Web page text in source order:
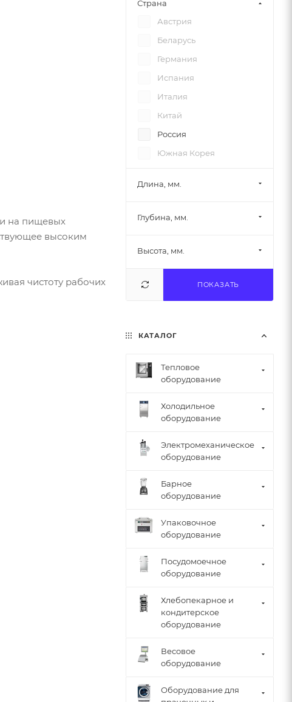
и на пищевых
высоким
чистоту рабочих
HICOLD
HiWater
Hurakan
Starfood
Vortmax
Страна
Австрия
Беларусь
Германия
Испания
Италия
Китай
Россия
Южная Корея
Длина, мм.
Глубина, мм.
Высота, мм.
ПОКАЗАТЬ
КАТАЛОГ
Тепловое
оборудование
Холодильное
оборудование
Электромеханическое
оборудование
Барное
оборудование
Упаковочное
оборудование
Посудомоечное
оборудование
Хлебопекарное и
кондитерское
оборудование
Весовое
оборудование
Оборудование для